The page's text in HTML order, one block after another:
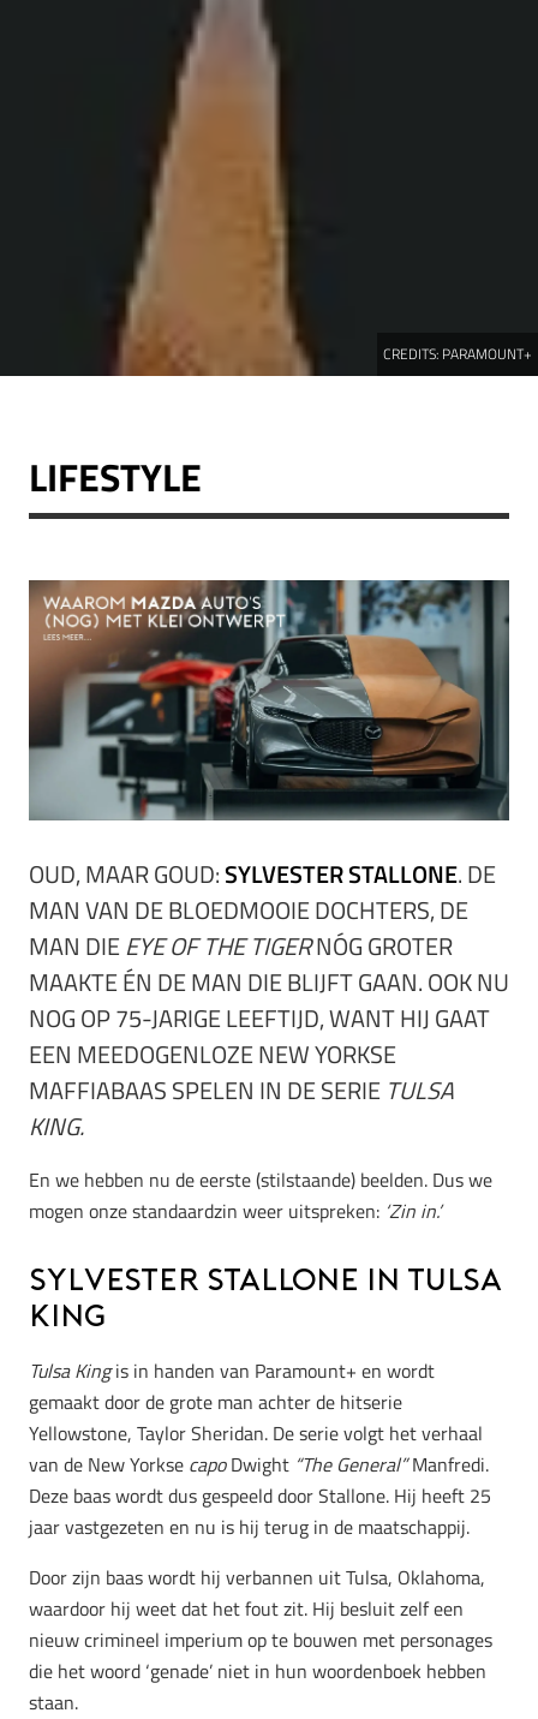
CREDITS: PARAMOUNT+
LIFESTYLE
OUD, MAAR GOUD:SYLVESTER STALLONE. DE
MAN VAN DE BLOEDMOOIE DOCHTERS, DE
MAN DIEEYE OF THE TIGERNÓG GROTER
MAAKTE ÉN DE MAN DIE BLIJFT GAAN. OOK NU
NOG OP 75-JARIGE LEEFTIJD, WANT HIJ GAAT
EEN MEEDOGENLOZE NEW YORKSE
MAFFIABAAS SPELEN IN DE SERIE TULSA
KING.
En we hebben nu de eerste (stilstaande) beelden. Dus we
mogen onze standaardzin weer uitspreken: ‘Zin in.’
Sylvester Stallone in Tulsa
King
Tulsa Kingis in handen van Paramount+ en wordt
gemaakt door de grote man achter de hitserie
Yellowstone, Taylor Sheridan. De serie volgt het verhaal
van de New Yorkse capoDwight “The General”Manfredi.
Deze baas wordt dus gespeeld door Stallone. Hij heeft 25
jaar vastgezeten en nu is hij terug in de maatschappij.
Door zijn baas wordt hij verbannen uit Tulsa, Oklahoma,
waardoor hij weet dat het fout zit. Hij besluit zelf een
nieuw crimineel imperium op te bouwen met personages
die het woord ‘genade’ niet in hun woordenboek hebben
staan.